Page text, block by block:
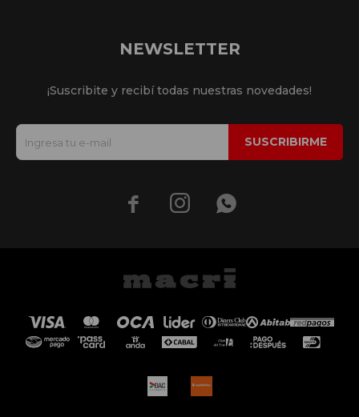
NEWSLETTER
¡Suscribite y recibí todas nuestras novedades!
SUSCRIBIRME
  